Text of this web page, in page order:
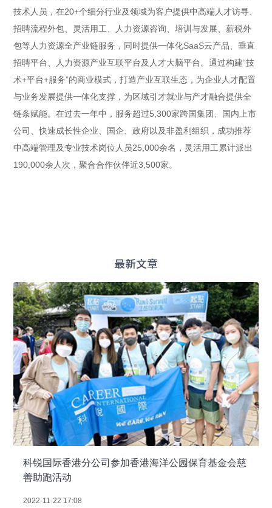
技术人员，在20+个细分行业及领域为客户提供中高端人才访寻、
招聘流程外包、灵活用工、人力资源咨询、培训与发展、薪税外
包等人力资源全产业链服务，同时提供一体化SaaS云产品、垂直
招聘平台、人力资源产业互联平台及人才大脑平台。通过构建“技
术+平台+服务”的商业模式，打造产业互联生态，为企业人才配置
与业务发展提供一体化支撑，为区域引才就业与产才融合提供全
链条赋能。在过去一年中，服务超过5,300家跨国集团、国内上市
公司、快速成长性企业、国企、政府以及非盈利组织，成功推荐
中高端管理及专业技术岗位人员25,000余名，灵活用工累计派出
190,000余人次，聚合合作伙伴近3,500家。
最新文章
科锐国际香港分公司参加香港海洋公园保育基金会慈
善助跑活动
2022-11-22 17:08